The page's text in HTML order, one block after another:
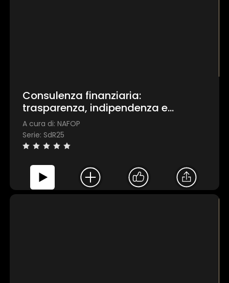
Consulenza finanziaria:
trasparenza, indipendenza e
parcella al servizio delle famiglie
italiane
A cura di: NAFOP
Serie: SdR25
Invia